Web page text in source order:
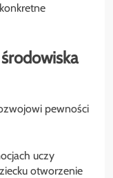
pewności
uczy
otworzenie